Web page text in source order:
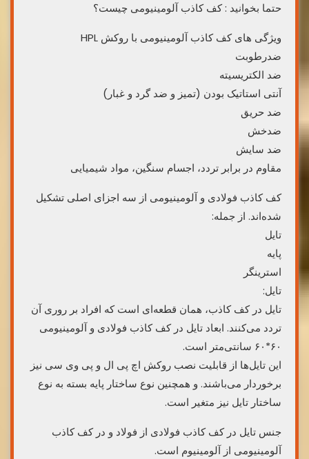
حتما بخوانید : کف کاذب آلومینیومی چیست؟
ویژگی های کف کاذب آلومینیومی با روکش HPL
ضدرطوبت
ضد الکتریسیته
آنتی استاتیک بودن (تمیز و ضد گرد و غبار)
ضد حریق
ضدخش
ضد سایش
مقاوم در برابر تردد، اجسام سنگین، مواد شیمیایی
کف کاذب فولادی و آلومینیومی از سه اجزای اصلی تشکیل
شده‌اند. از جمله:
تایل
پایه
استرینگر
تایل:
تایل در کف کاذب، همان قطعه‌ای است که افراد بر روری آن
تردد می‌کنند. ابعاد تایل در کف کاذب فولادی و آلومینیومی
۶۰*۶۰ سانتی‌متر است.
این تایل‌ها از قابلیت نصب روکش اچ پی ال و پی وی سی نیز
برخوردار می‌باشند. و همچنین نوع ساختار پایه بسته به نوع
ساختار تایل نیز متغیر است.
جنس تایل در کف کاذب فولادی از فولاد و در کف کاذب
آلومینیومی از آلومینیوم است.